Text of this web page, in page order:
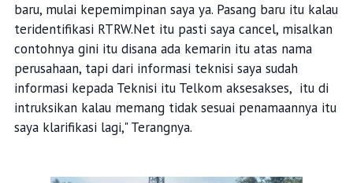
baru, mulai kepemimpinan saya ya. Pasang baru itu kalau
teridentifikasi RTRW.Net itu pasti saya cancel, misalkan
contohnya gini itu disana ada kemarin itu atas nama
perusahaan, tapi dari informasi teknisi saya sudah
informasi kepada Teknisi itu Telkom aksesakses, itu di
intruksikan kalau memang tidak sesuai penamaannya itu
saya klarifikasi lagi," Terangnya.